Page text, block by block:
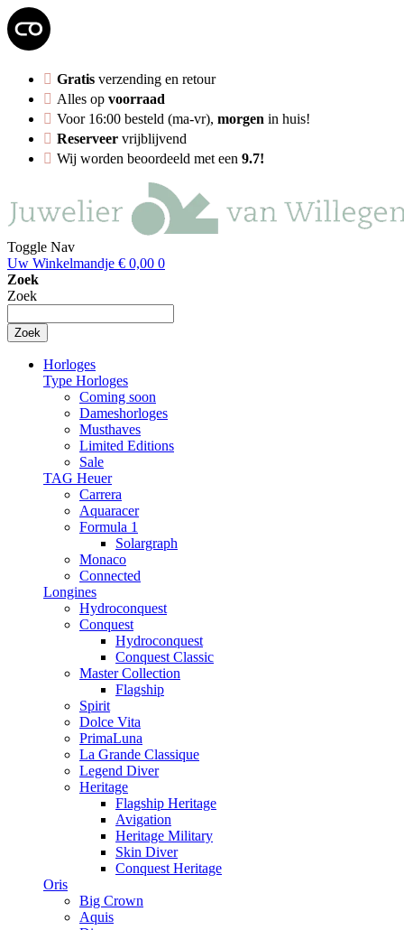
Gratis verzending en retour
Alles op voorraad
Voor 16:00 besteld (ma-vr), morgen in huis!
Reserveer vrijblijvend
Wij worden beoordeeld met een 9.7!
Toggle Nav
Uw Winkelmandje € 0,00 0
Zoek
Zoek
Zoek
Horloges
Type Horloges
Coming soon
Dameshorloges
Musthaves
Limited Editions
Sale
TAG Heuer
Carrera
Aquaracer
Formula 1
Solargraph
Monaco
Connected
Longines
Hydroconquest
Conquest
Hydroconquest
Conquest Classic
Master Collection
Flagship
Spirit
Dolce Vita
PrimaLuna
La Grande Classique
Legend Diver
Heritage
Flagship Heritage
Avigation
Heritage Military
Skin Diver
Conquest Heritage
Oris
Big Crown
Aquis